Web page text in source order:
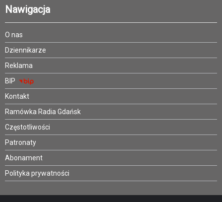
Nawigacja
O nas
Dziennikarze
Reklama
BIP
Kontakt
Ramówka Radia Gdańsk
Częstotliwości
Patronaty
Abonament
Polityka prywatności